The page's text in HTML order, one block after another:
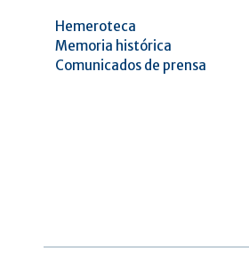
Hemeroteca
Memoria histórica
Comunicados de prensa